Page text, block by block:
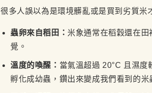
很多人誤以為是環境髒亂或是買到劣質米
蟲卵來自稻田： 米象通常在稻穀還在
覺。
溫度的喚醒： 當氣溫超過 20°C 且濕
孵化成幼蟲，鑽出來變成我們看到的米